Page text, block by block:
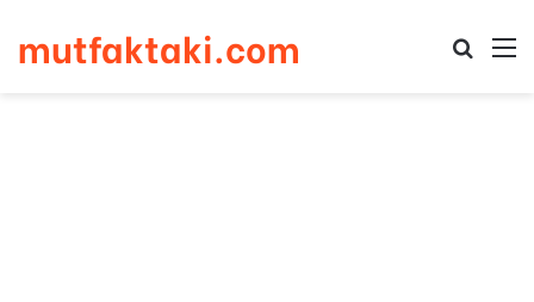
mutfaktaki.com